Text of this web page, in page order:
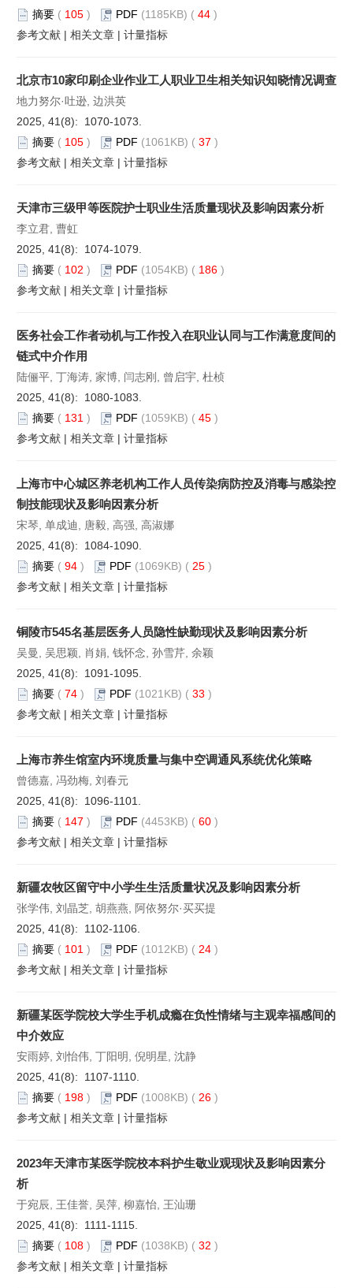
摘要 ( 105 ) PDF (1185KB) ( 44 )
参考文献 | 相关文章 | 计量指标
北京市10家印刷企业作业工人职业卫生相关知识知晓情况调查
地力努尔·吐逊, 边洪英
2025, 41(8): 1070-1073.
摘要 ( 105 ) PDF (1061KB) ( 37 )
参考文献 | 相关文章 | 计量指标
天津市三级甲等医院护士职业生活质量现状及影响因素分析
李立君, 曹虹
2025, 41(8): 1074-1079.
摘要 ( 102 ) PDF (1054KB) ( 186 )
参考文献 | 相关文章 | 计量指标
医务社会工作者动机与工作投入在职业认同与工作满意度间的
链式中介作用
陆俪平, 丁海涛, 家博, 闫志刚, 曾启宇, 杜桢
2025, 41(8): 1080-1083.
摘要 ( 131 ) PDF (1059KB) ( 45 )
参考文献 | 相关文章 | 计量指标
上海市中心城区养老机构工作人员传染病防控及消毒与感染控
制技能现状及影响因素分析
宋琴, 单成迪, 唐毅, 高强, 高淑娜
2025, 41(8): 1084-1090.
摘要 ( 94 ) PDF (1069KB) ( 25 )
参考文献 | 相关文章 | 计量指标
铜陵市545名基层医务人员隐性缺勤现状及影响因素分析
吴曼, 吴思颖, 肖娟, 钱怀念, 孙雪芹, 余颖
2025, 41(8): 1091-1095.
摘要 ( 74 ) PDF (1021KB) ( 33 )
参考文献 | 相关文章 | 计量指标
上海市养生馆室内环境质量与集中空调通风系统优化策略
曾德嘉, 冯劲梅, 刘春元
2025, 41(8): 1096-1101.
摘要 ( 147 ) PDF (4453KB) ( 60 )
参考文献 | 相关文章 | 计量指标
新疆农牧区留守中小学生生活质量状况及影响因素分析
张学伟, 刘晶芝, 胡燕燕, 阿依努尔·买买提
2025, 41(8): 1102-1106.
摘要 ( 101 ) PDF (1012KB) ( 24 )
参考文献 | 相关文章 | 计量指标
新疆某医学院校大学生手机成瘾在负性情绪与主观幸福感间的
中介效应
安雨婷, 刘怡伟, 丁阳明, 倪明星, 沈静
2025, 41(8): 1107-1110.
摘要 ( 198 ) PDF (1008KB) ( 26 )
参考文献 | 相关文章 | 计量指标
2023年天津市某医学院校本科护生敬业观现状及影响因素分
析
于宛辰, 王佳誉, 吴萍, 柳嘉怡, 王汕珊
2025, 41(8): 1111-1115.
摘要 ( 108 ) PDF (1038KB) ( 32 )
参考文献 | 相关文章 | 计量指标